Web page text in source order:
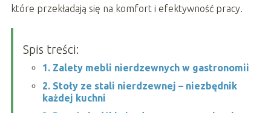
które przekładają się na komfort i efektywność pracy.
Spis treści:
1. Zalety mebli nierdzewnych w gastronomii
2. Stoły ze stali nierdzewnej – niezbędnik
każdej kuchni